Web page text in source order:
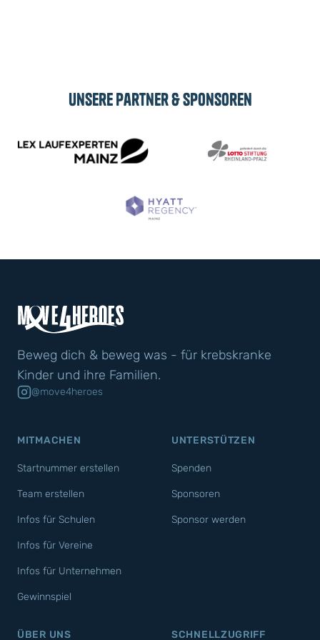
Unsere Partner & Sponsoren
Beweg dich & beweg was - für krebskranke
Kinder und ihre Familien.
@move4heroes
MITMACHEN
Startnummer erstellen
Team erstellen
Infos für Schulen
Infos für Vereine
Infos für Unternehmen
Gewinnspiel
UNTERSTÜTZEN
Spenden
Sponsoren
Sponsor werden
ÜBER UNS SCHNELLZUGRIFF